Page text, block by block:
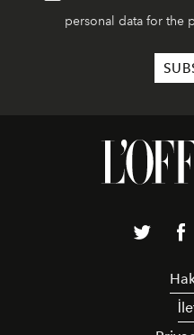
personal data for the